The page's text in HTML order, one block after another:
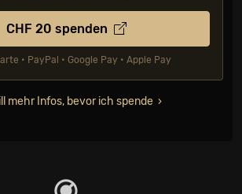
CHF 20 spenden
• PayPal • Google Pay • Apple Pay
mehr Infos, bevor ich spende